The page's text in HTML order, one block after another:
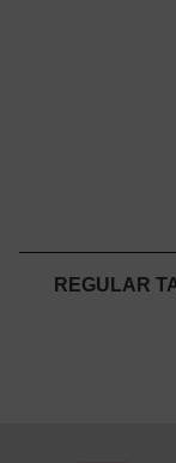
REGULAR